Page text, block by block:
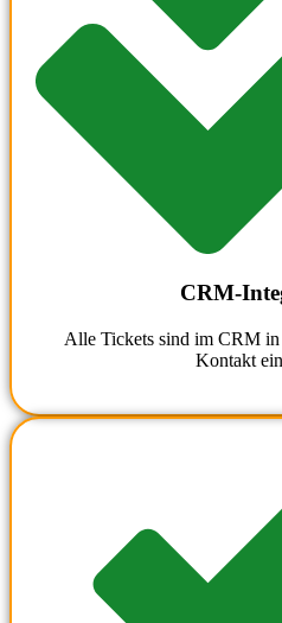
CRM-
Alle Tickets sind im CRM
Kontakt